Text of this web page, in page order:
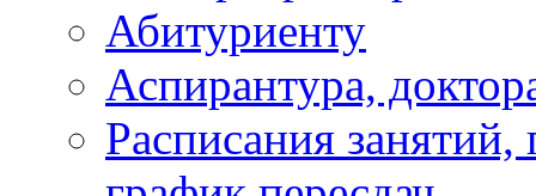
Абитуриенту
Аспирантура,
Расписания